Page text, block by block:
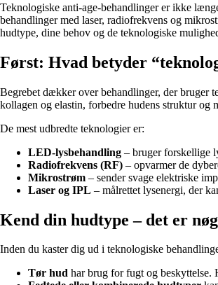
Teknologiske anti-age-behandlinger er ikke
behandlinger med laser, radiofrekvens og
hudtype, dine behov og de teknologiske
Først: Hvad betyder
Begrebet dækker over behandlinger, der bruger
kollagen og elastin, forbedre hudens struktur
De mest udbredte teknologier er:
LED-lysbehandling – bruger forskellige
Radiofrekvens (RF) – opvarmer de
Mikrostrøm – sender svage elektriske
Laser og IPL – målrettet lysenergi, der
Kend din hudtype – det er
Inden du kaster dig ud i teknologiske
Tør hud har brug for fugt og beskyttelse.